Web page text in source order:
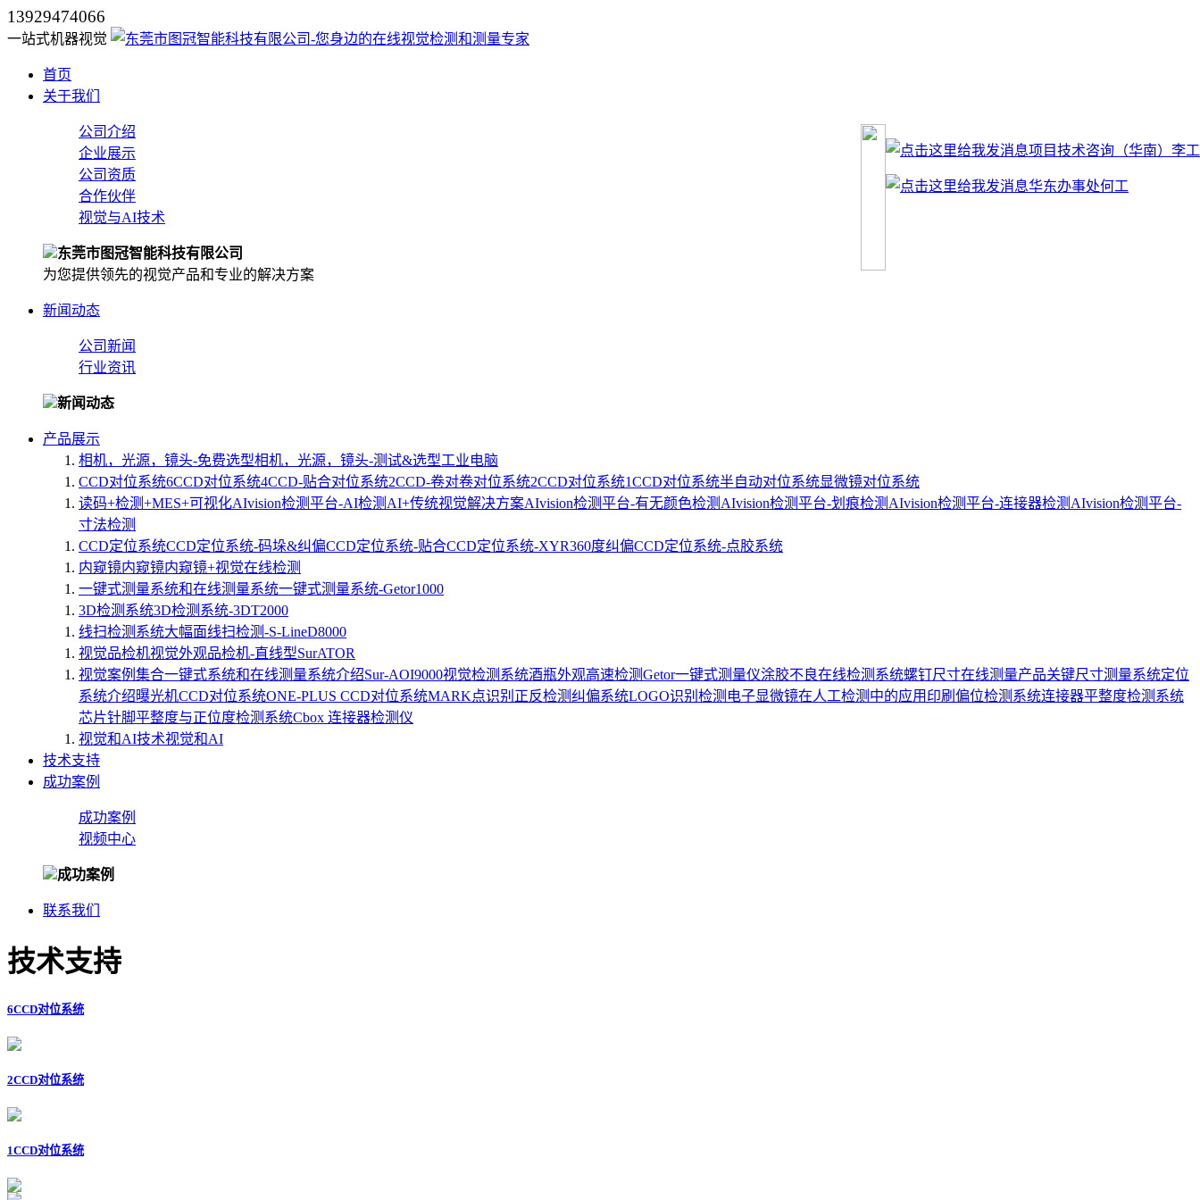
13929474066
一站式机器视觉
首页
关于我们
公司介绍
企业展示
公司资质
合作伙伴
视觉与AI技术
东莞市图冠智能科技有限公司
为您提供领先的视觉产品和专业的解决方案
新闻动态
公司新闻
行业资讯
新闻动态
产品展示
相机，光源，镜头-免费选型相机，光源，镜头-测试&选型工业电脑
CCD对位系统6CCD对位系统4CCD-贴合对位系统2CCD-卷对卷对位系统2CCD对位系统1CCD对位系统半自动对位系统显微镜对位系统
读码+检测+MES+可视化AIvision检测平台-AI检测 AI+传统视觉解决方案AIvision检测平台-有无颜色检测 AIvision检测平台-划痕检测 AIvision检测平台-连接器检测 AIvision检测平台-
寸法检测
CCD定位系统CCD定位系统-码垛&纠偏CCD定位系统-贴合CCD定位系统-XYR360度纠偏CCD定位系统-点胶系统
内窥镜内窥镜内窥镜+视觉在线检测
一键式测量系统和在线测量系统一键式测量系统-Getor1000
3D检测系统3D检测系统-3DT2000
线扫检测系统大幅面线扫检测-S-LineD8000
视觉品检机视觉外观品检机-直线型SurATOR
视觉案例集合一键式系统和在线测量系统介绍Sur-AOI9000视觉检测系统酒瓶外观高速检测Getor一键式测量仪涂胶不良在线检测系统螺钉尺寸在线测量产品关键尺寸测量系统定位
系统介绍曝光机CCD对位系统ONE-PLUS CCD对位系统MARK点识别正反检测纠偏系统LOGO识别检测 电子显微镜在人工检测中的应用 印刷偏位检测系统连接器平整度检测系统
芯片针脚平整度与正位度检测系统Cbox 连接器检测仪
视觉和AI技术视觉和AI
技术支持
成功案例
成功案例
视频中心
成功案例
联系我们
技术支持
6CCD对位系统
2CCD对位系统
1CCD对位系统
项目技术咨询（华南）李工
华东办事处何工